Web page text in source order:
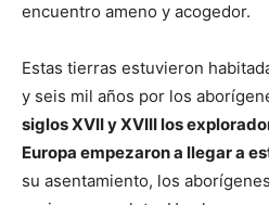
encuentro ameno y acogedor.
Estas tierras estuvieron
y seis mil años por los
siglos XVII y XVIII los
Europa empezaron a llegar a
su asentamiento, los